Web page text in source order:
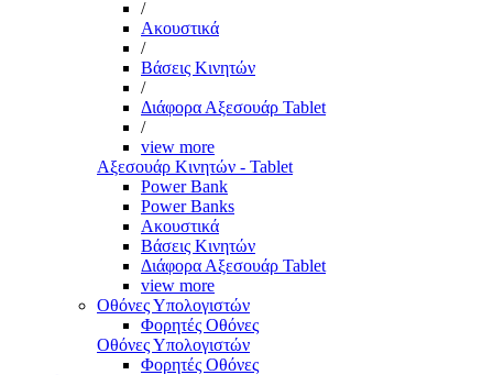
/
Ακουστικά
/
Βάσεις Κινητών
/
Διάφορα Αξεσουάρ Tablet
/
view more
Αξεσουάρ Κινητών - Tablet
Power Bank
Power Banks
Ακουστικά
Βάσεις Κινητών
Διάφορα Αξεσουάρ Tablet
view more
Οθόνες Υπολογιστών
Φορητές Οθόνες
Οθόνες Υπολογιστών
Φορητές Οθόνες